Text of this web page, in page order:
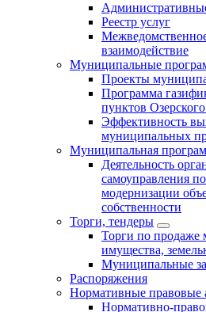
Реестр услуг
взаимодействие
Муниципальные
Проекты
Программа
пунктов
Эффективность
муниципальных
Муниципальная
Деятельность
самоуправления
модернизации
собственности
Торги, тендеры
Торги по продаже
имущества,
Муниципальные
Распоряжения
Нормативные правовые
Нормативно-